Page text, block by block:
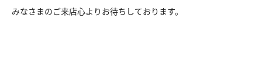
みなさまのご来店心よりお待ちしております。